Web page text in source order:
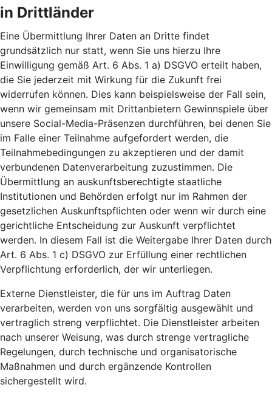
in Drittländer
Eine Übermittlung Ihrer Daten an Dritte findet
grundsätzlich nur statt, wenn Sie uns hierzu Ihre
Einwilligung gemäß Art. 6 Abs. 1 a) DSGVO erteilt haben,
die Sie jederzeit mit Wirkung für die Zukunft frei
widerrufen können. Dies kann beispielsweise der Fall sein,
wenn wir gemeinsam mit Drittanbietern Gewinnspiele über
unsere Social-Media-Präsenzen durchführen, bei denen Sie
im Falle einer Teilnahme aufgefordert werden, die
Teilnahmebedingungen zu akzeptieren und der damit
verbundenen Datenverarbeitung zuzustimmen. Die
Übermittlung an auskunftsberechtigte staatliche
Institutionen und Behörden erfolgt nur im Rahmen der
gesetzlichen Auskunftspflichten oder wenn wir durch eine
gerichtliche Entscheidung zur Auskunft verpflichtet
werden. In diesem Fall ist die Weitergabe Ihrer Daten durch
Art. 6 Abs. 1 c) DSGVO zur Erfüllung einer rechtlichen
Verpflichtung erforderlich, der wir unterliegen.
Externe Dienstleister, die für uns im Auftrag Daten
verarbeiten, werden von uns sorgfältig ausgewählt und
vertraglich streng verpflichtet. Die Dienstleister arbeiten
nach unserer Weisung, was durch strenge vertragliche
Regelungen, durch technische und organisatorische
Maßnahmen und durch ergänzende Kontrollen
sichergestellt wird.